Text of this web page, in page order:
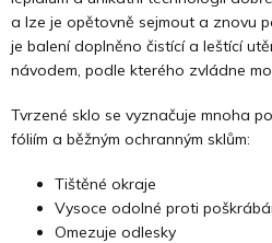
a lze je opětovně sejmout a znovu
je balení doplněno čistící a leštící
návodem, podle kterého zvládne
Tvrzené sklo se vyznačuje mnoha
fóliím a běžným ochranným sklům:
Tištěné okraje
Vysoce odolné proti
Omezuje odlesky